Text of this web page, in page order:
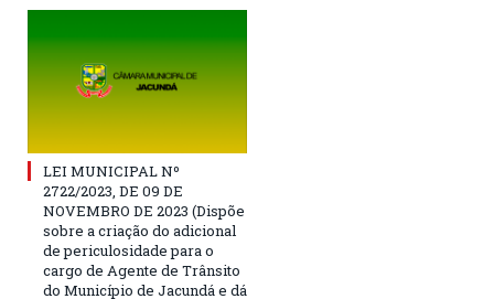
LEI MUNICIPAL Nº
2722/2023, DE 09 DE
NOVEMBRO DE 2023 (Dispõe
sobre a criação do adicional
de periculosidade para o
cargo de Agente de Trânsito
do Município de Jacundá e dá